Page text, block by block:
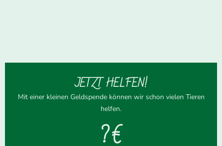
JETZT HELFEN!
Mit einer kleinen Geldspende können wir schon vielen Tieren
helfen.
? €